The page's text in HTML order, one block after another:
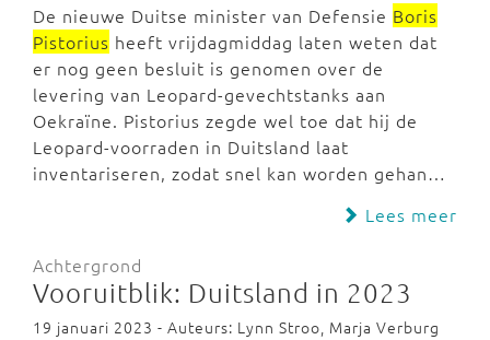
De nieuwe Duitse minister van Defensie Boris
Pistorius heeft vrijdagmiddag laten weten dat
er nog geen besluit is genomen over de
levering van Leopard-gevechtstanks aan
Oekraïne. Pistorius zegde wel toe dat hij de
Leopard-voorraden in Duitsland laat
inventariseren, zodat snel kan worden gehan…
Lees meer
Achtergrond
Vooruitblik: Duitsland in 2023
19 januari 2023 - Auteurs: Lynn Stroo, Marja Verburg